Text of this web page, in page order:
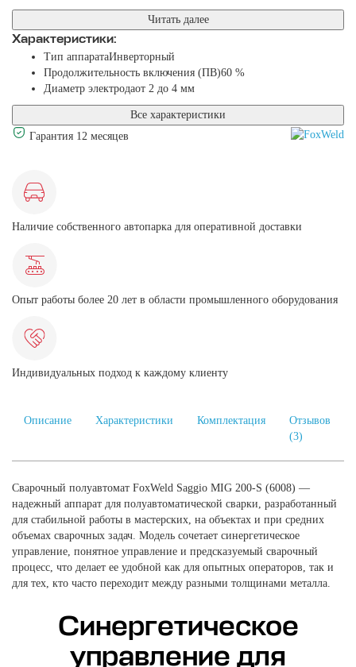
Читать далее
Характеристики:
Тип аппаратаИнверторный
Продолжительность включения (ПВ)60 %
Диаметр электродаот 2 до 4 мм
Все характеристики
Гарантия 12 месяцев
Наличие собственного автопарка для оперативной доставки
Опыт работы более 20 лет в области промышленного оборудования
Индивидуальных подход к каждому клиенту
Описание Характеристики Комплектация
Отзывов
(3)
Сварочный полуавтомат FoxWeld Saggio MIG 200-S (6008) —
надежный аппарат для полуавтоматической сварки, разработанный
для стабильной работы в мастерских, на объектах и при средних
объемах сварочных задач. Модель сочетает синергетическое
управление, понятное управление и предсказуемый сварочный
процесс, что делает ее удобной как для опытных операторов, так и
для тех, кто часто переходит между разными толщинами металла.
Синергетическое
управление для